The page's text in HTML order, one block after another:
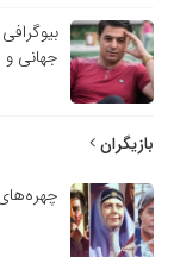
جهانی و
بازیگران